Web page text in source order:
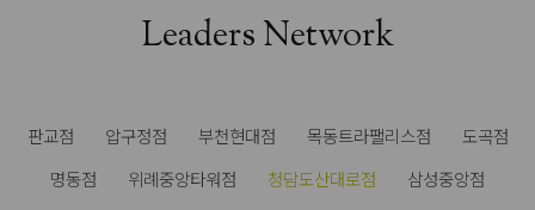
Leaders Network
판교점 압구정점 부천현대점 목동트라팰리스점
도곡점
명동점
위례중앙타워점 청담도산대로점
삼성중앙점